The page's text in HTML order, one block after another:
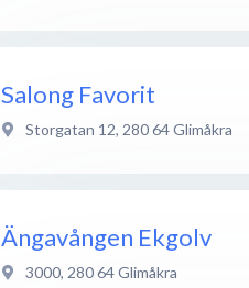
Salong Favorit
Storgatan 12, 280 64Glimåkra
Ängavången Ekgolv
3000, 280 64Glimåkra